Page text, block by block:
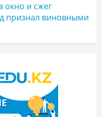
окно и сжег
признал виновными